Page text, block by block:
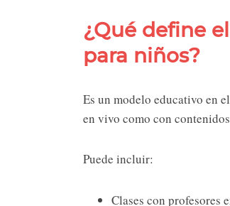
¿Qué define
para niños?
Es un modelo educativo en
en vivo como con
Puede incluir:
Clases con profesores